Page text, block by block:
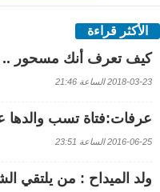
الأكثر قراءة
كيف تعرف أنك مسحور
2018-03-23 الساعة 21:46
عرفات:فتاة تسب والدها
2016-06-25 الساعة 23:51
ولد الميداح : من يلتقي